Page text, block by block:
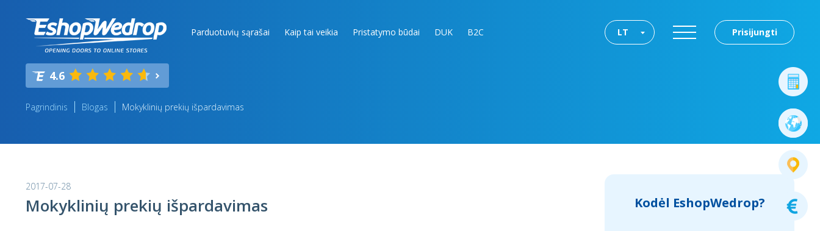
Parduotuvių sąrašai Kaip tai veikia Pristatymo būdai DUK B2C Prisijungti
LT
4.6
Pagrindinis Blogas Mokyklinių prekių išpardavimas
2017-07-28
Mokyklinių prekių išpardavimas Kodėl EshopWedrop?